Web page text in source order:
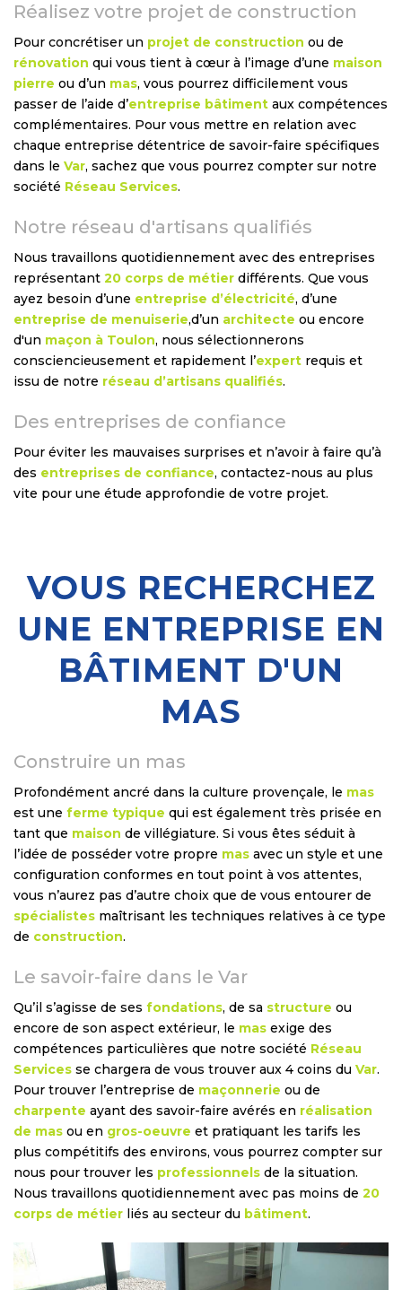
Réalisez votre projet de construction
Pour concrétiser un projet de construction ou de
rénovation qui vous tient à cœur à l’image d’une maison
pierre ou d’un mas, vous pourrez difficilement vous
passer de l’aide d’entreprise bâtiment aux compétences
complémentaires. Pour vous mettre en relation avec
chaque entreprise détentrice de savoir-faire spécifiques
dans le Var, sachez que vous pourrez compter sur notre
société Réseau Services.
Notre réseau d'artisans qualifiés
Nous travaillons quotidiennement avec des entreprises
représentant 20 corps de métier différents. Que vous
ayez besoin d’une entreprise d’électricité, d’une
entreprise de menuiserie,d’un architecte ou encore
d'un maçon à Toulon, nous sélectionnerons
consciencieusement et rapidement l’expert requis et
issu de notre réseau d’artisans qualifiés.
Des entreprises de confiance
Pour éviter les mauvaises surprises et n’avoir à faire qu’à
des entreprises de confiance, contactez-nous au plus
vite pour une étude approfondie de votre projet.
VOUS RECHERCHEZ
UNE ENTREPRISE EN
BÂTIMENT D'UN
MAS
Construire un mas
Profondément ancré dans la culture provençale, le mas
est une ferme typique qui est également très prisée en
tant que maison de villégiature. Si vous êtes séduit à
l’idée de posséder votre propre mas avec un style et une
configuration conformes en tout point à vos attentes,
vous n’aurez pas d’autre choix que de vous entourer de
spécialistes maîtrisant les techniques relatives à ce type
de construction.
Le savoir-faire dans le Var
Qu’il s’agisse de ses fondations, de sa structure ou
encore de son aspect extérieur, le mas exige des
compétences particulières que notre société Réseau
Services se chargera de vous trouver aux 4 coins du Var.
Pour trouver l’entreprise de maçonnerie ou de
charpente ayant des savoir-faire avérés en réalisation
de mas ou en gros-oeuvre et pratiquant les tarifs les
plus compétitifs des environs, vous pourrez compter sur
nous pour trouver les professionnels de la situation.
Nous travaillons quotidiennement avec pas moins de 20
corps de métier liés au secteur du bâtiment.